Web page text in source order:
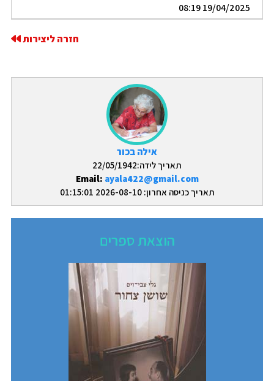
אילה בכור
תאריך לידה:22/05/1942
Email: ayala422@gmail.com
תאריך כניסה אחרון: 2026-08-10 01:15:01
הוצאת ספרים
19/04/2025 08:19
חזרה ליצירות